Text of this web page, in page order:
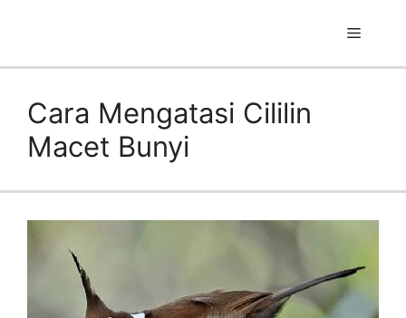
Menu
Cara Mengatasi Cililin
Macet Bunyi